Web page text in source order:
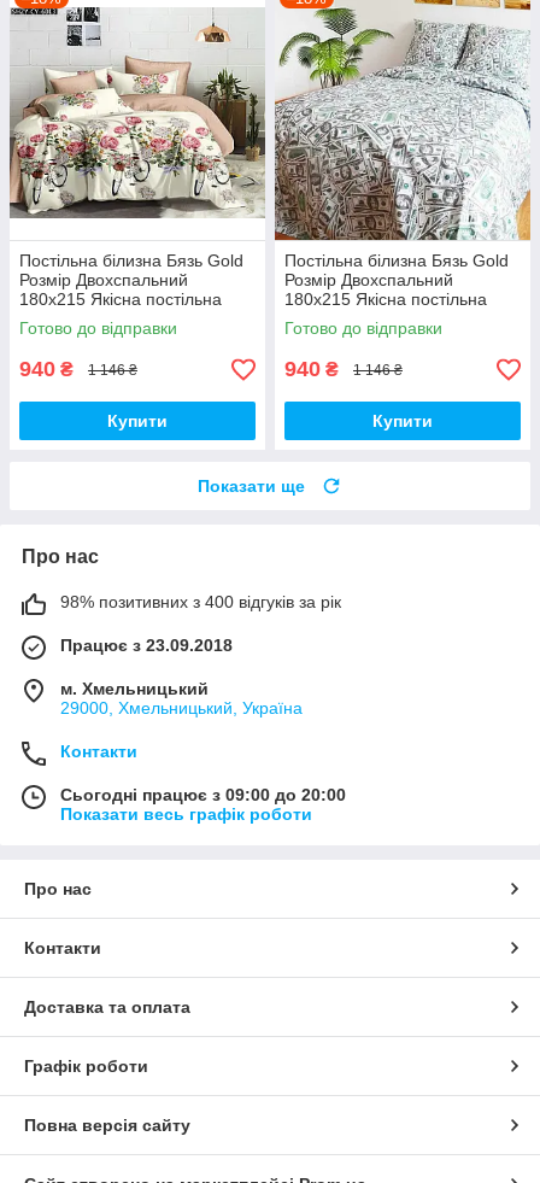
Постільна білизна Бязь Gold
Розмір Двохспальний
180х215 Якісна постільна
білизна
Готово до відправки
940 ₴ 1 146 ₴
Купити
Постільна білизна Бязь Gold
Розмір Двохспальний
180х215 Якісна постільна
білизна
Готово до відправки
940 ₴ 1 146 ₴
Купити
Показати ще
Про нас
98% позитивних з 400 відгуків за рік
Працює з 23.09.2018
м. Хмельницький
29000, Хмельницький, Україна
Контакти
Сьогодні працює з 09:00 до 20:00
Показати весь графік роботи
Про нас
Контакти
Доставка та оплата
Графік роботи
Повна версія сайту